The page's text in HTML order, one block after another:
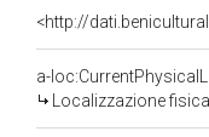
<http://
a-
Localizzazione